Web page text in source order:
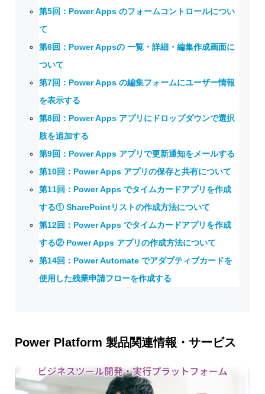
第5回：Power Apps のフォームコントロールについ
て
第6回：Power Appsの 一覧・詳細・編集作成画面に
ついて
第7回：Power Apps の編集フォームにユーザー情報
を表示する
第8回：Power Apps アプリにドロップダウンで選択
肢を追加する
第9回：Power Apps アプリで更新通知をメールする
第10回：Power Apps アプリの保存と共有について
第11回：Power Apps でタイムカードアプリを作成
する① SharePointリストの作成方法について
第12回：Power Apps でタイムカードアプリを作成
する② Power Apps アプリの作成方法について
第14回：Power Automate でアダプティブカードを
使用した残業申請フローを作成する
Power Platform 製品関連情報・サービス